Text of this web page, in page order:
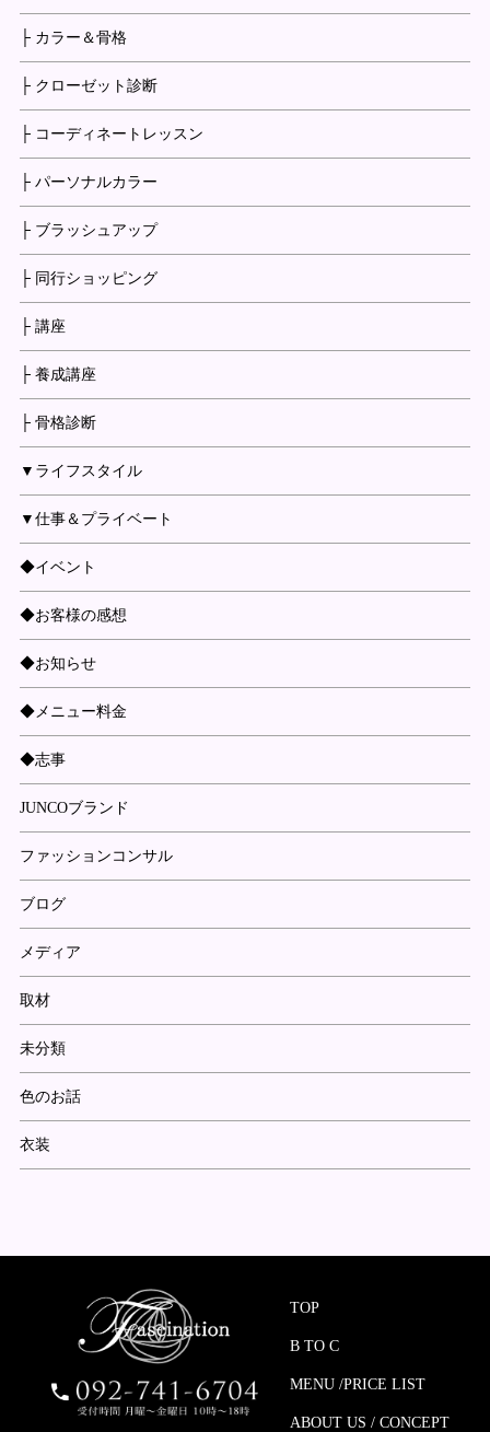
├ カラー＆骨格
├ クローゼット診断
├ コーディネートレッスン
├ パーソナルカラー
├ ブラッシュアップ
├ 同行ショッピング
├ 講座
├ 養成講座
├ 骨格診断
▼ライフスタイル
▼仕事＆プライベート
◆イベント
◆お客様の感想
◆お知らせ
◆メニュー料金
◆志事
JUNCOブランド
ファッションコンサル
ブログ
メディア
取材
未分類
色のお話
衣装
TOP
B TO C
MENU /PRICE LIST
ABOUT US / CONCEPT